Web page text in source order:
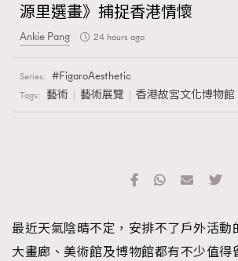
源里選畫》捕捉香港情懷
Ankie Pang 24 hours ago
Series: FigaroAesthetic
Tags: 藝術 藝術展覽 香港故宮文化博物館
最近天氣陰晴不定，安排不了戶外活動
大畫廊、美術館及博物館都有不少值得